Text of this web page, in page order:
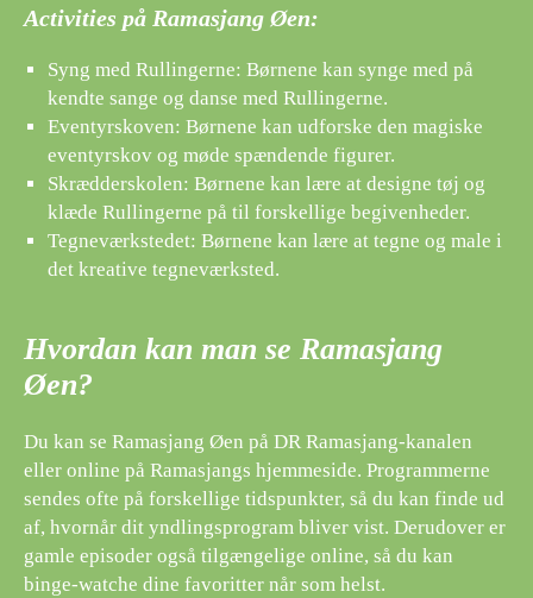
Activities på Ramasjang Øen:
Syng med Rullingerne: Børnene kan synge med på
kendte sange og danse med Rullingerne.
Eventyrskoven: Børnene kan udforske den magiske
eventyrskov og møde spændende figurer.
Skrædderskolen: Børnene kan lære at designe tøj og
klæde Rullingerne på til forskellige begivenheder.
Tegneværkstedet: Børnene kan lære at tegne og male i
det kreative tegneværksted.
Hvordan kan man se Ramasjang
Øen?
Du kan se Ramasjang Øen på DR Ramasjang-kanalen
eller online på Ramasjangs hjemmeside. Programmerne
sendes ofte på forskellige tidspunkter, så du kan finde ud
af, hvornår dit yndlingsprogram bliver vist. Derudover er
gamle episoder også tilgængelige online, så du kan
binge-watche dine favoritter når som helst.